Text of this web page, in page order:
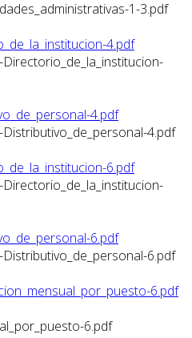
1-3.pdf
4.pdf
Directorio_de_la_institucion-
4.pdf
Distributivo_de_personal-4.pdf
6.pdf
Directorio_de_la_institucion-
6.pdf
Distributivo_de_personal-6.pdf
6.pdf
6.pdf